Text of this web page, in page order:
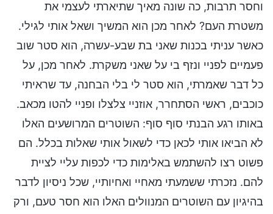
וחסר תרבות, כה שונה מאיך שתיארתי לעצמי את
משטרת העם? לאחר מכן הוא המשיך ושאל אותי לגילי.
כאשר עניתי בכנות שאני בת שבע-עשרה, הוא סטר שוב
פעמיים לפניי ונזף בי על שאני משקרת. לאחר מכן, על
כל דבר שאמרתי, הוא סטר לי בלי הבחנה, עד שראיתי
כוכבים, ראשי הסתחרר, אוזניי צלצלו ופניי להטו מכאב.
באותו רגע הבנתי סוף סוף: השוטרים המרושעים האלו
לא הביאו אותי לכאן כדי לשאול אותי שאלות בכלל. הם
פשוט רצו להשתמש באלימות כדי לכפות עליי לציית
להם. נזכרתי ששמעתי מאחיי ואחיותיי, שכל ניסיון לדבר
בהיגיון עם השוטרים המנוולים האלו הוא חסר טעם, ורק